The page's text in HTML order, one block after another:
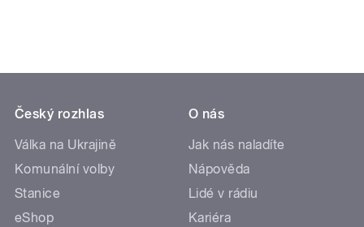
Český rozhlas
Válka na Ukrajině
Komunální volby
Stanice
eShop
O nás
Jak nás naladíte
Nápověda
Lidé v rádiu
Kariéra